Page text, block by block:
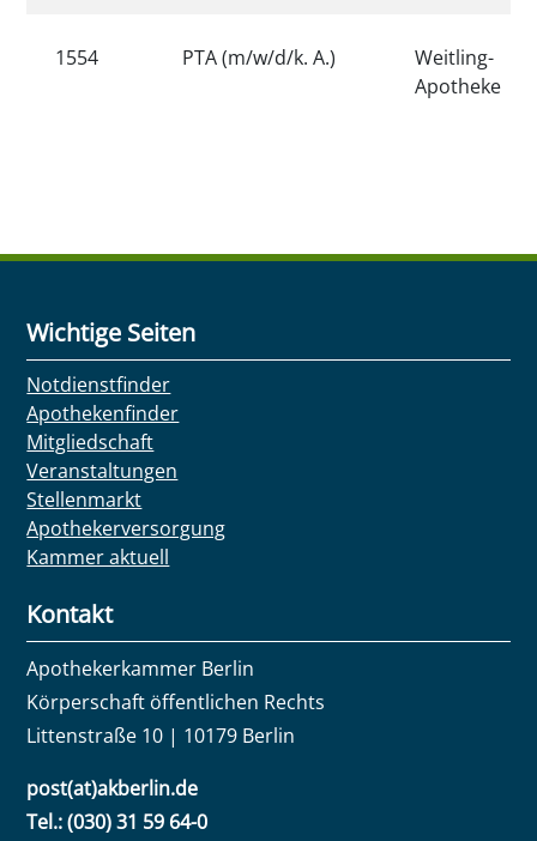
1554 PTA (m/w/d/k. A.)
Weitling-
Apotheke
Wichtige Seiten
Notdienstfinder
Apothekenfinder
Mitgliedschaft
Veranstaltungen
Stellenmarkt
Apothekerversorgung
Kammer aktuell
Kontakt
Apothekerkammer Berlin
Körperschaft öffentlichen Rechts
Littenstraße 10 | 10179 Berlin
post(at)akberlin.de
Tel.: (030) 31 59 64-0